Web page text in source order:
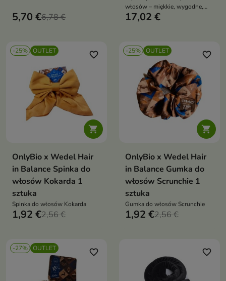
rozprowadzania kosmetyków na
włosach
5,70 €6,78 €
włosów – miękkie, wygodne,
naturalne
17,02 €
-25% OUTLET

favorite_border
OnlyBio x Wedel Hair
in Balance Spinka do
włosów Kokarda 1
sztuka
Spinka do włosów Kokarda
1,92 €2,56 €
-25% OUTLET

favorite_border
OnlyBio x Wedel Hair
in Balance Gumka do
włosów Scrunchie 1
sztuka
Gumka do włosów Scrunchie
1,92 €2,56 €
-27% OUTLET favorite_border favorite_border